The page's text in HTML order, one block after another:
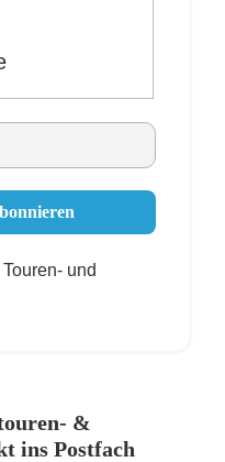
und
&
ins Postfach